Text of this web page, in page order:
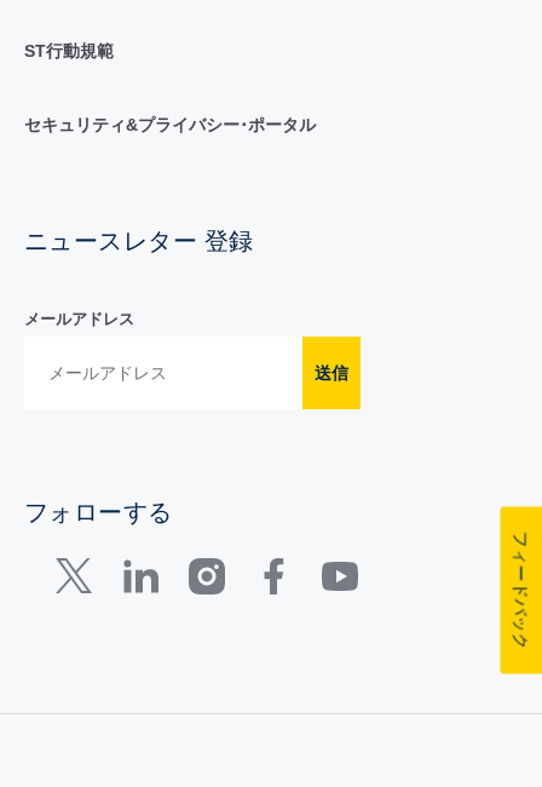
ST行動規範
セキュリティ&プライバシー･ポータル
ニュースレター 登録
メールアドレス
送信
フォローする
フィードバック